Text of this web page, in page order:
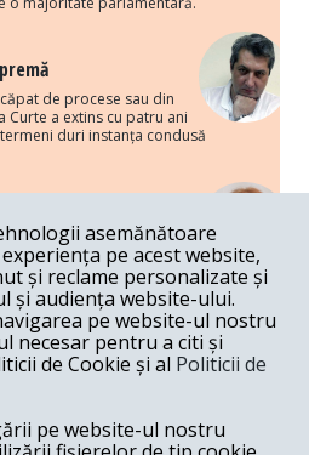
de procese sau din
Curte a extins cu patru ani
duri instanța condusă
politic
cu retorica falsă a
care, de fapt, ascunde
și a averilor unor caste.
din partea românilor
sunt voci care lansează
unui politician care deranjează un
într-un anumit moment.
asemănătoare
pe acest website,
și reclame personalizate și
și audiența website-ului.
pe website-ul nostru
necesar pentru a citi și
de Cookie și al Politicii de
pe website-ul nostru